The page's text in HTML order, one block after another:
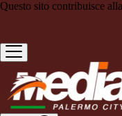
Questo sito contribuisce